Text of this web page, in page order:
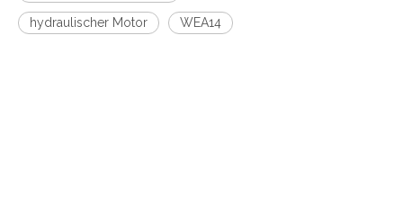
hydraulischer Motor WEA14